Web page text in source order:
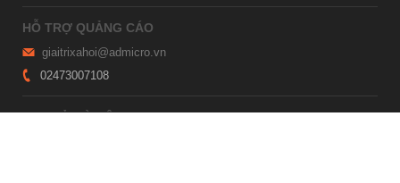
HỖ TRỢ QUẢNG CÁO
giaitrixahoi@admicro.vn
02473007108
TRỤ SỞ HÀ NỘI